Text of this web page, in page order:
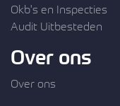
Okb's en Inspecties
Audit Uitbesteden
Over ons
Over ons